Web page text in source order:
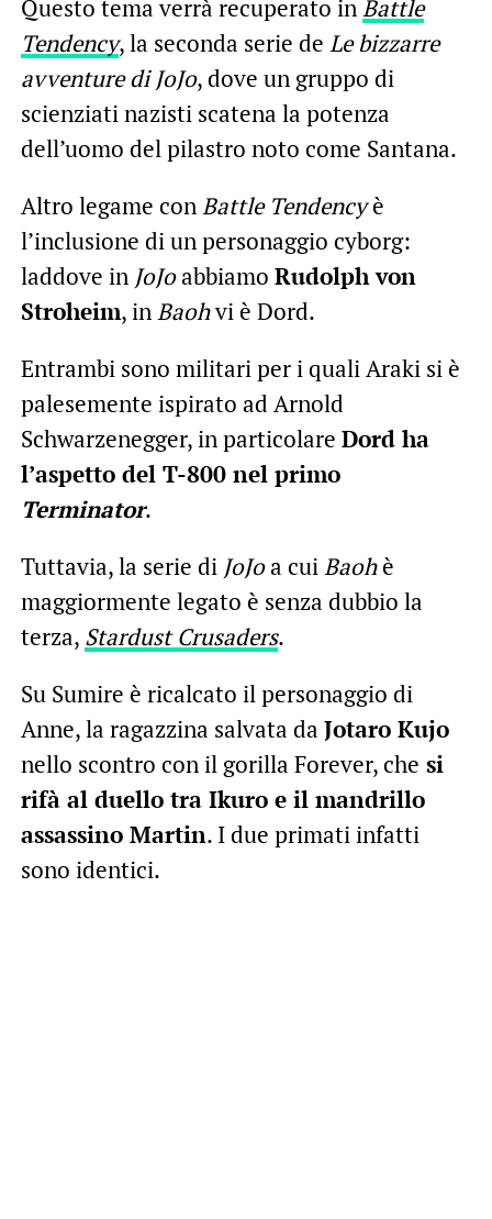
Questo tema verrà recuperato inBattle
Tendency, la seconda serie de Le bizzarre
avventure di JoJo, dove un gruppo di
scienziati nazisti scatena la potenza
dell’uomo del pilastro noto come Santana.
Altro legame conBattle Tendencyè
l’inclusione di un personaggio cyborg:
laddove in JoJoabbiamo Rudolph von
Stroheim, inBaohvi è Dord.
Entrambi sono militari per i quali Araki si è
palesemente ispirato ad Arnold
Schwarzenegger, in particolare Dord ha
l’aspetto del T-800 nel primo
Terminator.
Tuttavia, la serie di JoJoa cuiBaohè
maggiormente legato è senza dubbio la
terza, Stardust Crusaders.
Su Sumire è ricalcato il personaggio di
Anne, la ragazzina salvata da Jotaro Kujo
nello scontro con il gorilla Forever, che si
rifà al duello tra Ikuro e il mandrillo
assassino Martin. I due primati infatti
sono identici.